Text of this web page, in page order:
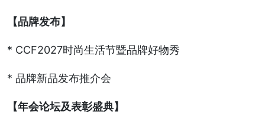
【品牌发布】
* CCF2027时尚生活节暨品牌好物秀
* 品牌新品发布推介会
【年会论坛及表彰盛典】